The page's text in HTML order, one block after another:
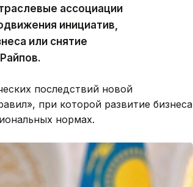
ассоциации
инициатив,
или снятие
последствий новой
при которой развитие бизнеса
нормах.